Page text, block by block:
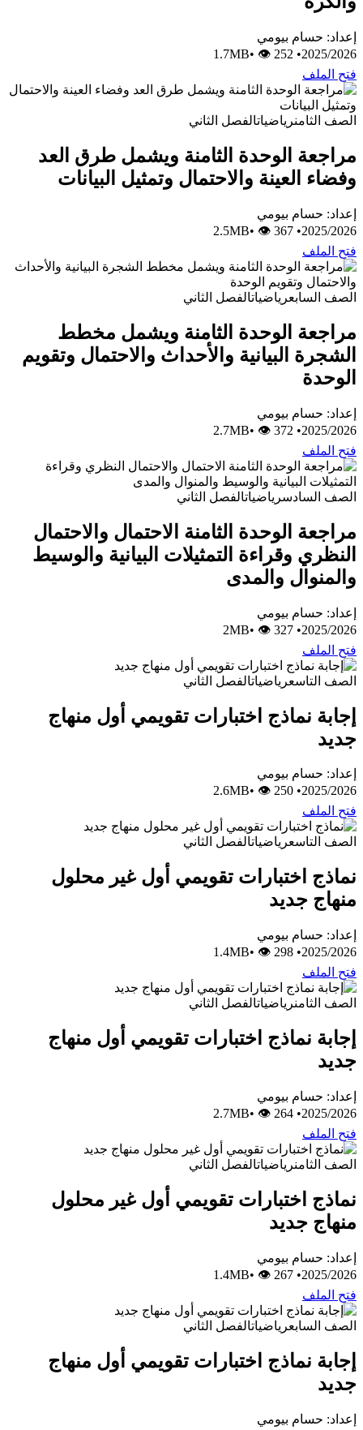
إعداد: حسام بيومي
2025/2026
•
1.7MB
• 👁 252
فتح الملف
الصف الثامنرياضياتالفصل الثاني
مراجعة الوحدة الثامنة ويشمل طرق العد
وفضاء العينة والاحتمال وتمثيل البيانات
إعداد: حسام بيومي
2025/2026
•
2.5MB
• 👁 367
فتح الملف
الصف السابعرياضياتالفصل الثاني
مراجعة الوحدة الثامنة ويشمل مخطط
الشجرة البيانية والأحداث والاحتمال وتقويم
الوحدة
إعداد: حسام بيومي
2025/2026
•
2.7MB
• 👁 372
فتح الملف
الصف السادسرياضياتالفصل الثاني
مراجعة الوحدة الثامنة الاحتمال والاحتمال
النظري وقراءة التمثيلات البيانية والوسيط
والمنوال والمدى
إعداد: حسام بيومي
2025/2026
•
2MB
• 👁 327
فتح الملف
الصف التاسعرياضياتالفصل الثاني
إجابة نماذج اختبارات تقويمي أول منهاج
جديد
إعداد: حسام بيومي
2025/2026
•
2.6MB
• 👁 250
فتح الملف
الصف التاسعرياضياتالفصل الثاني
نماذج اختبارات تقويمي أول غير محلول
منهاج جديد
إعداد: حسام بيومي
2025/2026
•
1.4MB
• 👁 298
فتح الملف
الصف الثامنرياضياتالفصل الثاني
إجابة نماذج اختبارات تقويمي أول منهاج
جديد
إعداد: حسام بيومي
2025/2026
•
2.7MB
• 👁 264
فتح الملف
الصف الثامنرياضياتالفصل الثاني
نماذج اختبارات تقويمي أول غير محلول
منهاج جديد
إعداد: حسام بيومي
2025/2026
•
1.4MB
• 👁 267
فتح الملف
الصف السابعرياضياتالفصل الثاني
إجابة نماذج اختبارات تقويمي أول منهاج
جديد
إعداد: حسام بيومي